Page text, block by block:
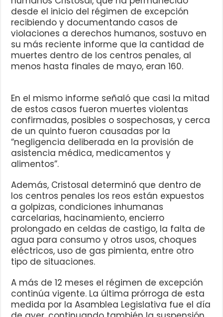
desde el inicio del régimen de excepción
recibiendo y documentando casos de
violaciones a derechos humanos, sostuvo en
su más reciente informe que la cantidad de
muertes dentro de los centros penales, al
menos hasta finales de mayo, eran 160.
En el mismo informe señaló que casi la mitad
de estos casos fueron muertes violentas
confirmadas, posibles o sospechosas, y cerca
de un quinto fueron causadas por la
“negligencia deliberada en la provisión de
asistencia médica, medicamentos y
alimentos”.
Además, Cristosal determinó que dentro de
los centros penales los reos están expuestos
a golpizas, condiciones inhumanas
carcelarias, hacinamiento, encierro
prolongado en celdas de castigo, la falta de
agua para consumo y otros usos, choques
eléctricos, uso de gas pimienta, entre otro
tipo de situaciones.
A más de 12 meses el régimen de excepción
continúa vigente. La última prórroga de esta
medida por la Asamblea Legislativa fue el día